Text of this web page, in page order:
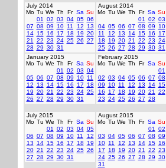
July 2014
Mo Tu We Th Fr Sa Su
01
02 03 04 05 06
07 08 09 10 11 12
13
14 15 16 17 18 19 20
21
22 23 24 25 26 27
28 29 30 31
August 2014
Mo Tu We Th Fr Sa Su
01
02 03
04 05 06 07 08 09
10
11
12 13 14 15 16
17
18
19 20 21 22 23 24
25 26 27 28 29 30 31
January 2015
Mo Tu We Th Fr Sa Su
01
02 03 04
05 06 07 08 09 10 11
12
13 14 15 16 17
18
19 20 21 22 23 24 25
26 27 28 29 30 31
February 2015
Mo Tu We Th Fr Sa Su
01
02 03 04 05 06 07 08
09
10 11 12 13 14 15
16
17 18 19 20 21
22
23 24 25 26 27 28
July 2015
Mo Tu We Th Fr Sa Su
01
02 03 04 05
06 07 08 09 10 11
12
13
14 15 16 17 18
19
20 21 22 23 24 25 26
27 28 29 30 31
August 2015
Mo Tu We Th Fr Sa Su
01
02
03 04 05 06 07 08 09
10 11 12 13 14 15 16
17
18 19 20 21 22 23
24 25 26 27 28 29 30
31